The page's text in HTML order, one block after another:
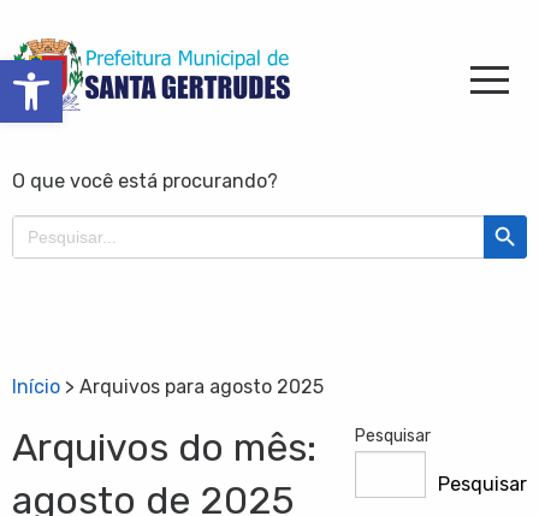
Barra de Ferramentas Aberta
O que você está procurando?
Search
for:
Search
Início > Arquivos para agosto 2025
Arquivos do mês:
agosto de 2025
Pesquisar
Pesquisar